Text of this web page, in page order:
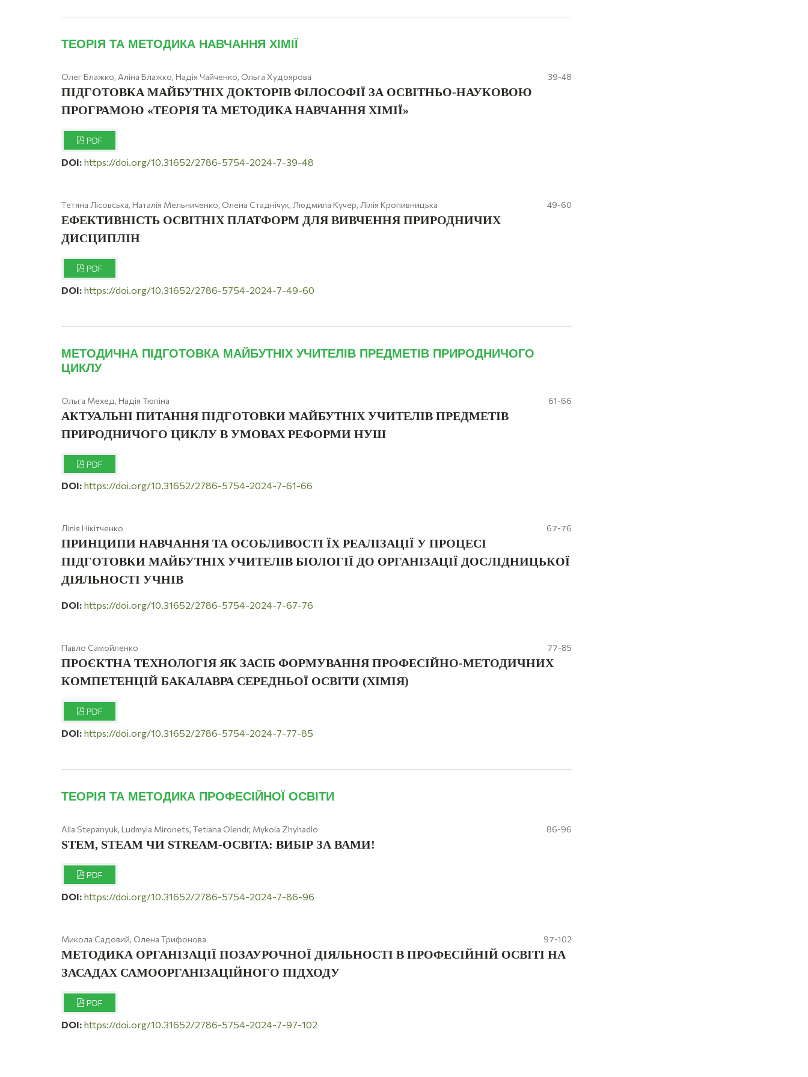
ТЕОРІЯ ТА МЕТОДИКА НАВЧАННЯ ХІМІЇ
Олег Блажко, Аліна Блажко, Надія Чайченко, Ольга Худоярова 39-48
ПІДГОТОВКА МАЙБУТНІХ ДОКТОРІВ ФІЛОСОФІЇ ЗА ОСВІТНЬО-НАУКОВОЮ
ПРОГРАМОЮ «ТЕОРІЯ ТА МЕТОДИКА НАВЧАННЯ ХІМІЇ»
PDF
DOI: https://doi.org/10.31652/2786-5754-2024-7-39-48
Тетяна Лісовська, Наталія Мельниченко, Олена Стаднічук, Людмила Кучер, Лілія Кропивницька 49-60
ЕФЕКТИВНІСТЬ ОСВІТНІХ ПЛАТФОРМ ДЛЯ ВИВЧЕННЯ ПРИРОДНИЧИХ
ДИСЦИПЛІН
PDF
DOI: https://doi.org/10.31652/2786-5754-2024-7-49-60
МЕТОДИЧНА ПІДГОТОВКА МАЙБУТНІХ УЧИТЕЛІВ ПРЕДМЕТІВ ПРИРОДНИЧОГО
ЦИКЛУ
Ольга Мехед, Надія Тюпіна 61-66
АКТУАЛЬНІ ПИТАННЯ ПІДГОТОВКИ МАЙБУТНІХ УЧИТЕЛІВ ПРЕДМЕТІВ
ПРИРОДНИЧОГО ЦИКЛУ В УМОВАХ РЕФОРМИ НУШ
PDF
DOI: https://doi.org/10.31652/2786-5754-2024-7-61-66
Лілія Нікітченко 67-76
ПРИНЦИПИ НАВЧАННЯ ТА ОСОБЛИВОСТІ ЇХ РЕАЛІЗАЦІЇ У ПРОЦЕСІ
ПІДГОТОВКИ МАЙБУТНІХ УЧИТЕЛІВ БІОЛОГІЇ ДО ОРГАНІЗАЦІЇ ДОСЛІДНИЦЬКОЇ
ДІЯЛЬНОСТІ УЧНІВ
DOI: https://doi.org/10.31652/2786-5754-2024-7-67-76
Павло Самойленко 77-85
ПРОЄКТНА ТЕХНОЛОГІЯ ЯК ЗАСІБ ФОРМУВАННЯ ПРОФЕСІЙНО-МЕТОДИЧНИХ
КОМПЕТЕНЦІЙ БАКАЛАВРА СЕРЕДНЬОЇ ОСВІТИ (ХІМІЯ)
PDF
DOI: https://doi.org/10.31652/2786-5754-2024-7-77-85
ТЕОРІЯ ТА МЕТОДИКА ПРОФЕСІЙНОЇ ОСВІТИ
Alla Stepanyuk, Ludmyla Mironets, Tetiana Olendr, Mykola Zhyhadlo 86-96
STEM, STEAM ЧИ STREAM-ОСВІТА: ВИБІР ЗА ВАМИ!
PDF
DOI: https://doi.org/10.31652/2786-5754-2024-7-86-96
Микола Садовий, Олена Трифонова 97-102
МЕТОДИКА ОРГАНІЗАЦІЇ ПОЗАУРОЧНОЇ ДІЯЛЬНОСТІ В ПРОФЕСІЙНІЙ ОСВІТІ НА
ЗАСАДАХ САМООРГАНІЗАЦІЙНОГО ПІДХОДУ
PDF
DOI: https://doi.org/10.31652/2786-5754-2024-7-97-102